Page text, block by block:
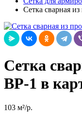
Сетка сварная
Сетка
ВР-1 в
103 м²/р.